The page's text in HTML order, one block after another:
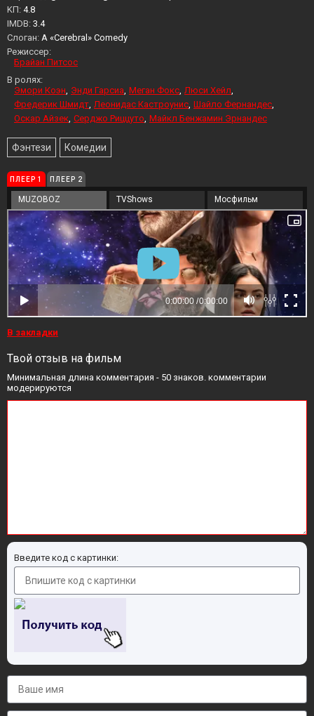
KП: 4.8
IMDB: 3.4
Слоган: A «Cerebral» Comedy
Режиссер:
Брайан Питсос
В ролях:
Эмори Коэн Энди Гарсиа Меган Фокс Люси Хейл
Фредерик Шмидт Леонидас Кастроунис Шайло Фернандес
Оскар Айзек Серджо Риццуто Майкл Бенжамин Эрнандес
Фэнтези Комедии
ПЛЕЕР 1 ПЛЕЕР 2
MUZOBOZ TVShows Мосфильм
В закладки
Твой отзыв на фильм
Минимальная длина комментария - 50 знаков. комментарии
модерируются
Введите код с картинки: